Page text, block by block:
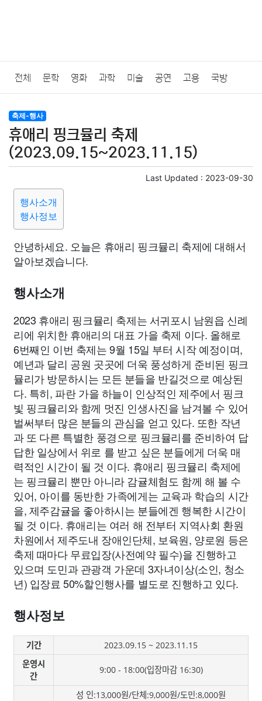
전체 문학 영화 과학 미술 공연 고용 국방
법률 음악
질병 가요 방송 일상 주식
미용 증권 인테리어
요리 상품리뷰
부동산 외국어
축제-행사
휴애리 핑크뮬리 축제
(2023.09.15~2023.11.15)
Last Updated : 2023-09-30
행사소개
행사정보
안녕하세요. 오늘은 휴애리 핑크뮬리 축제에 대해서
알아보겠습니다.
행사소개
2023 휴애리 핑크뮬리 축제는 서귀포시 남원읍 신례
리에 위치한 휴애리의 대표 가을 축제 이다. 올해로
6번째인 이번 축제는 9월 15일 부터 시작 예정이며,
예년과 달리 공원 곳곳에 더욱 풍성하게 준비된 핑크
뮬리가 방문하시는 모든 분들을 반길것으로 예상된
다. 특히, 파란 가을 하늘이 인상적인 제주에서 핑크
빛 핑크뮬리와 함께 멋진 인생사진을 남겨볼 수 있어
벌써부터 많은 분들의 관심을 얻고 있다. 또한 작년
과 또 다른 특별한 풍경으로 핑크뮬리를 준비하여 답
답한 일상에서 위로 를 받고 싶은 분들에게 더욱 매
력적인 시간이 될 것 이다. 휴애리 핑크뮬리 축제에
는 핑크뮬리 뿐만 아니라 감귤체험도 함께 해 볼 수
있어, 아이를 동반한 가족에게는 교육과 학습의 시간
을, 제주감귤을 좋아하시는 분들에겐 행복한 시간이
될 것 이다. 휴애리는 여러 해 전부터 지역사회 환원
차원에서 제주도내 장애인단체, 보육원, 양로원 등은
축제 때마다 무료입장(사전예약 필수)을 진행하고
있으며 도민과 관광객 가운데 3자녀이상(소인, 청소
년) 입장료 50%할인행사를 별도로 진행하고 있다.
행사정보
기간
2023.09.15 ~ 2023.11.15
운영시
간
9:00 - 18:00(입장마감 16:30)
성 인:13,000원/단체:9,000원/도민:8,000원